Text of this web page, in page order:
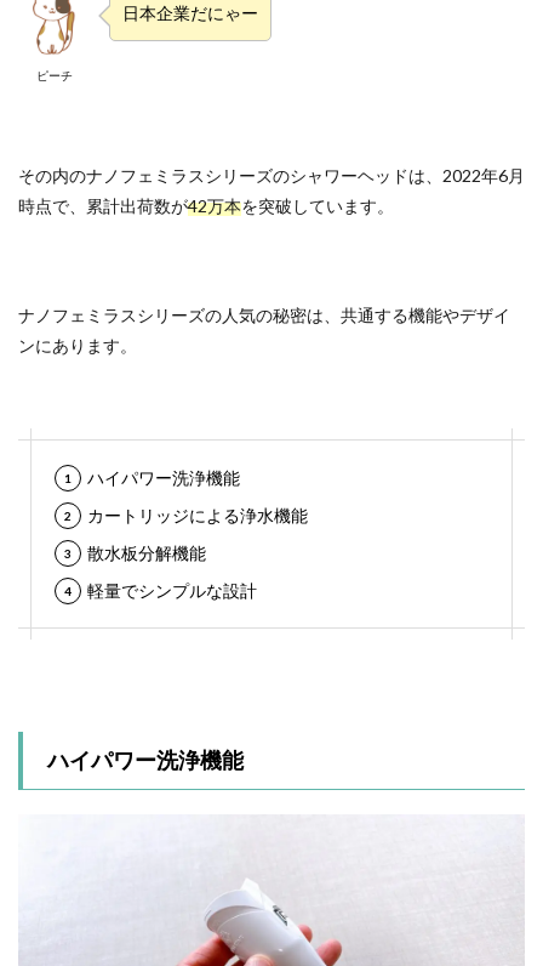
ピーチ
日本企業だにゃー
その内のナノフェミラスシリーズのシャワーヘッドは、2022年6月
時点で、累計出荷数が42万本を突破しています。
ナノフェミラスシリーズの人気の秘密は、共通する機能やデザイ
ンにあります。
ハイパワー洗浄機能
カートリッジによる浄水機能
散水板分解機能
軽量でシンプルな設計
ハイパワー洗浄機能